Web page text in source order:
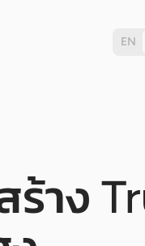
EN
ร้าง